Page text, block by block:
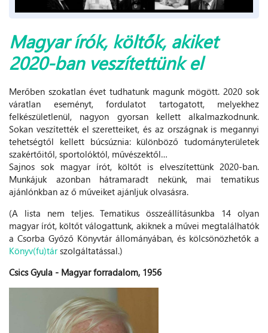
Magyar írók, költők, akiket
2020-ban veszítettünk el
Merőben szokatlan évet tudhatunk magunk mögött. 2020 sok
váratlan eseményt, fordulatot tartogatott, melyekhez
felkészületlenül, nagyon gyorsan kellett alkalmazkodnunk.
Sokan veszítették el szeretteiket, és az országnak is megannyi
tehetségtől kellett búcsúznia: különböző tudományterületek
szakértőitől, sportolóktól, művészektől…
Sajnos sok magyar írót, költőt is elveszítettünk 2020-ban.
Munkájuk azonban hátramaradt nekünk, mai tematikus
ajánlónkban az ő műveiket ajánljuk olvasásra.
(A lista nem teljes. Tematikus összeállításunkba 14 olyan
magyar írót, költőt válogattunk, akiknek a művei megtalálhatók
a Csorba Győző Könyvtár állományában, és kölcsönözhetők a
Könyv(fu)társzolgáltatással.)
Csics Gyula - Magyar forradalom, 1956